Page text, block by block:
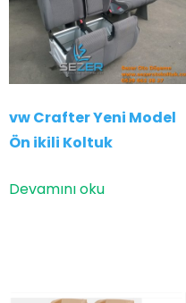
vw Crafter Yeni Model
Ön ikili Koltuk
Devamını oku